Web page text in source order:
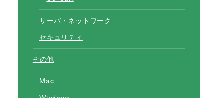
サーバ・ネットワーク
セキュリティ
その他
Mac